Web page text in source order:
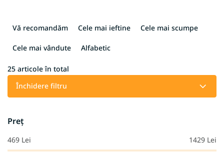
e
e
t
p
r
o
Vă recomandăm Cele mai ieftine Cele mai scumpe
Cele mai vândute Alfabetic
25 articole în total
Închidere filtru
Preţ
469 Lei 1429 Lei